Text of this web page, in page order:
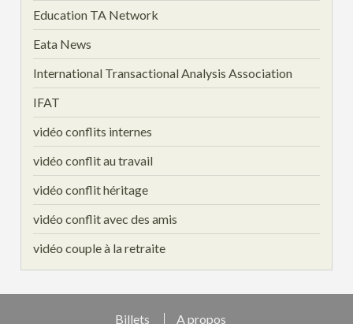
Education TA Network
Eata News
International Transactional Analysis Association
IFAT
vidéo conflits internes
vidéo conflit au travail
vidéo conflit héritage
vidéo conflit avec des amis
vidéo couple à la retraite
Billets A propos